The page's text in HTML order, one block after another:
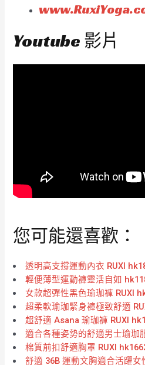
Youtube 影片
您可能還喜歡：
透明高支撐運動內衣 RUXI
輕便薄型運動褲靈活自如
女款超彈性黑色瑜珈褲 RUXI
超柔軟瑜珈緊身褲極致舒適
超舒適 Asana 瑜珈褲 RUXI
適合各種姿勢的舒適男士瑜珈
棉質前扣舒適胸罩 RUXI
舒適 36B 運動文胸適合活躍女